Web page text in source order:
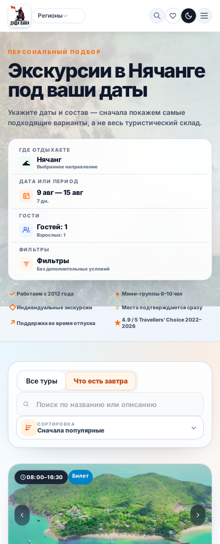
Регионы
Тёмная
ПЕРСОНАЛЬНЫЙ ПОДБОР
Экскурсии в Нячанге
под ваши даты
Укажите даты и состав — сначала покажем самые
подходящие варианты, а не весь туристический склад.
ГДЕ ОТДЫХАЕТЕ
🌊 Нячанг
Выбранное направление
ДАТА ИЛИ ПЕРИОД
9 авг — 15 авг
7 дн.
ГОСТИ
Гостей: 1
Взрослых: 1
ФИЛЬТРЫ
Фильтры
Без дополнительных условий
✓ Работаем с 2012 года ● Мини-группы 6–10 чел
◇Индивидуальные экскурсии ○ Места подтверждаются сразу
↗ Поддержка во время отпуска ★4.9 / 5 Travellers’ Choice 2022–
2026
Все туры Что есть завтра
СОРТИРОВКА
Сначала популярные
08:00–16:30 Билет